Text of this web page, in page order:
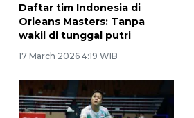
Daftar tim Indonesia di
Orleans Masters: Tanpa
wakil di tunggal putri
17 March 2026 4:19 WIB